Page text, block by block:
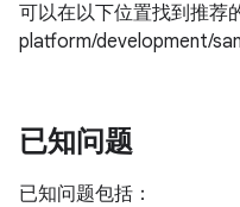
可以在以下位置找到推荐
platform/development/
已知问题
已知问题包括：